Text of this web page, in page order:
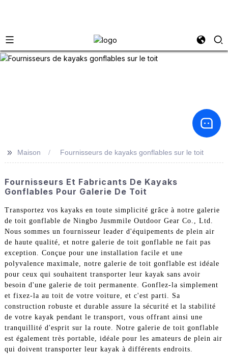
>> Maison Fournisseurs de kayaks gonflables sur le toit
Fournisseurs Et Fabricants De Kayaks
Gonflables Pour Galerie De Toit
Transportez vos kayaks en toute simplicité grâce à notre galerie
de toit gonflable de Ningbo Jusmmile Outdoor Gear Co., Ltd.
Nous sommes un fournisseur leader d'équipements de plein air
de haute qualité, et notre galerie de toit gonflable ne fait pas
exception. Conçue pour une installation facile et une
polyvalence maximale, notre galerie de toit gonflable est idéale
pour ceux qui souhaitent transporter leur kayak sans avoir
besoin d'une galerie de toit permanente. Gonflez-la simplement
et fixez-la au toit de votre voiture, et c'est parti. Sa
construction robuste et durable assure la sécurité et la stabilité
de votre kayak pendant le transport, vous offrant ainsi une
tranquillité d'esprit sur la route. Notre galerie de toit gonflable
est également très portable, idéale pour les amateurs de plein air
qui doivent transporter leur kayak à différents endroits.